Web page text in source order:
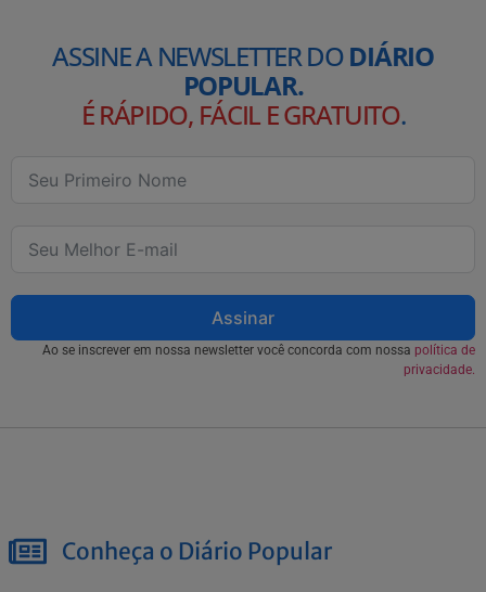
ASSINE A NEWSLETTER DODIÁRIO
POPULAR.
É RÁPIDO, FÁCIL E GRATUITO.
Assinar
Ao se inscrever em nossa newsletter você concorda com nossa política de
privacidade.
Conheça o Diário Popular